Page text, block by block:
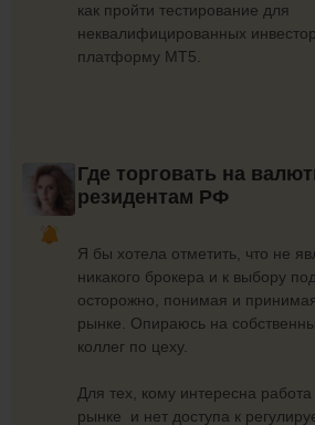
как пройти тестирование для
неквалифицированных
платформу МТ5.
Где торговать на
резидентам РФ
Я бы хотела отметить, что не
никакого брокера и к выбору
осторожно, понимая и
рынке. Опираюсь на
коллег по цеху.
Для тех, кому интересна
рынке и нет доступа к